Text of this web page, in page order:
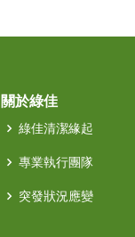
關於綠佳
綠佳清潔緣起
專業執行團隊
突發狀況應變